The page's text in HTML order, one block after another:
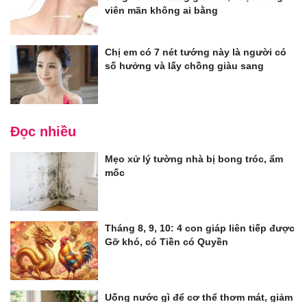
viên mãn không ai bằng
Chị em có 7 nét tướng này là người có
số hưởng và lấy chồng giàu sang
Đọc nhiều
Mẹo xử lý tường nhà bị bong tróc, ẩm
mốc
Tháng 8, 9, 10: 4 con giáp liên tiếp được
Gỡ khó, có Tiền có Quyền
Uống nước gì để cơ thể thơm mát, giảm